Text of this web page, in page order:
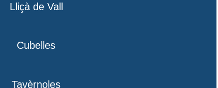
Lliçà de Vall
Cubelles
Tavèrnoles